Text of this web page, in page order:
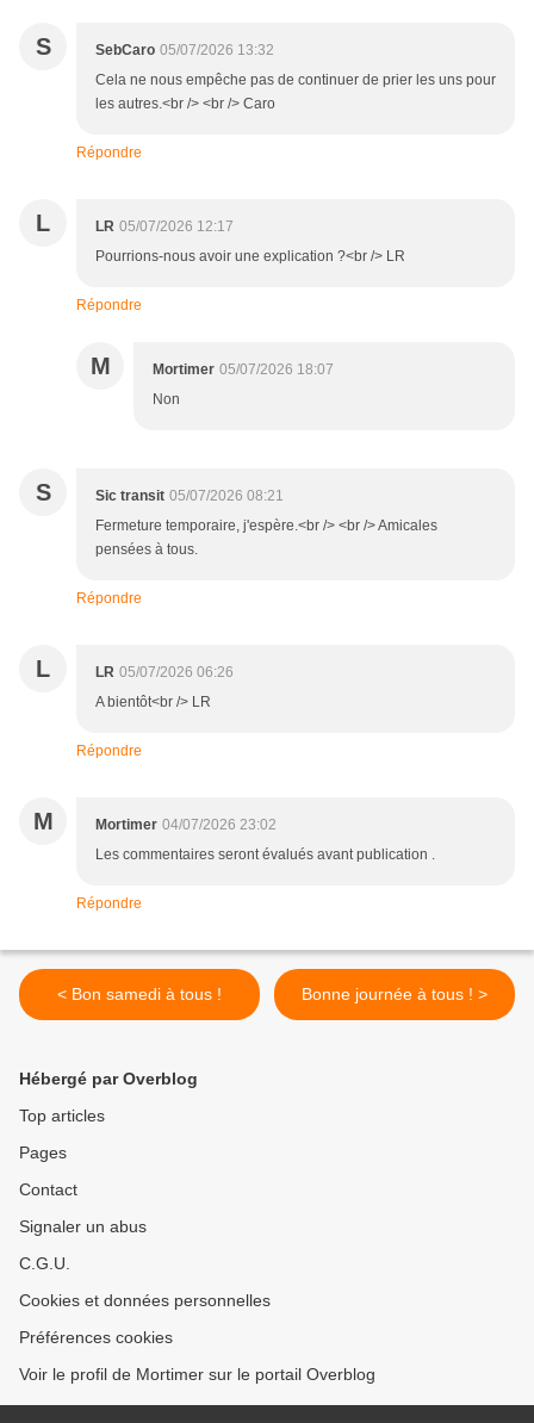
S SebCaro 05/07/2026 13:32
Cela ne nous empêche pas de continuer de prier les uns pour
les autres.<br /> <br /> Caro
Répondre
L LR 05/07/2026 12:17
Pourrions-nous avoir une explication ?<br /> LR
Répondre
M Mortimer 05/07/2026 18:07
Non
S Sic transit 05/07/2026 08:21
Fermeture temporaire, j'espère.<br /> <br /> Amicales
pensées à tous.
Répondre
L LR 05/07/2026 06:26
A bientôt<br /> LR
Répondre
M Mortimer 04/07/2026 23:02
Les commentaires seront évalués avant publication .
Répondre
< Bon samedi à tous ! Bonne journée à tous ! >
Hébergé par Overblog
Top articles
Pages
Contact
Signaler un abus
C.G.U.
Cookies et données personnelles
Préférences cookies
Voir le profil de Mortimer sur le portail Overblog